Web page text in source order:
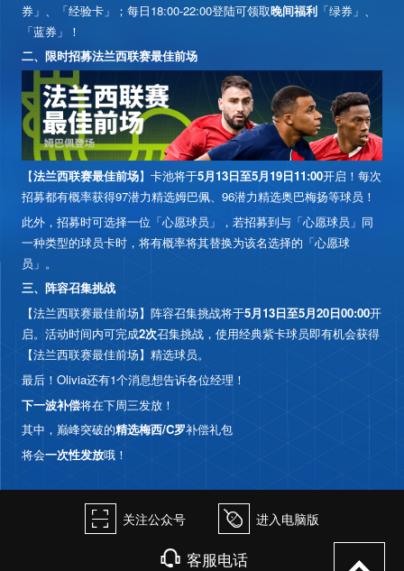
版本
视听
合作
礼包兑换
券」、「经验卡」；每日18:00-22:00登陆可领取晚间福利「绿券」、
「蓝券」！
二、限时招募法兰西联赛最佳前场
【法兰西联赛最佳前场】卡池将于5月13日至5月19日11:00开启！每次
招募都有概率获得97潜力精选姆巴佩、96潜力精选奥巴梅扬等球员！
此外，招募时可选择一位「心愿球员」，若招募到与「心愿球员」同
一种类型的球员卡时，将有概率将其替换为该名选择的「心愿球
员」。
三、阵容召集挑战
【法兰西联赛最佳前场】阵容召集挑战将于5月13日至5月20日00:00开
启。活动时间内可完成2次召集挑战，使用经典紫卡球员即有机会获得
【法兰西联赛最佳前场】精选球员。
最后！Olivia还有1个消息想告诉各位经理！
下一波补偿将在下周三发放！
其中，巅峰突破的精选梅西/C罗补偿礼包
将会一次性发放哦！
򰀁 关注公众号 򰀄 进入电脑版
򰀃 客服电话